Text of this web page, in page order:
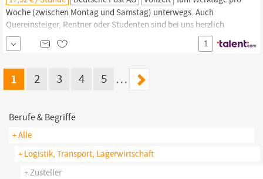
Woche (zwischen Montag und Samstag) unterwegs. Auch
Quereinsteiger, Rentner oder Studenten sind bei uns herzlich
willkommen, denn du zählst, wie du bist! Wir freuen uns auf deine
Bewerbung alsZusteller,
am besten online! Klicke dazu einfach
1
1 2 3 4 5 …
Berufe & Begriffe
+ Alle
+ Logistik, Transport, Lagerwirtschaft
+ Zusteller